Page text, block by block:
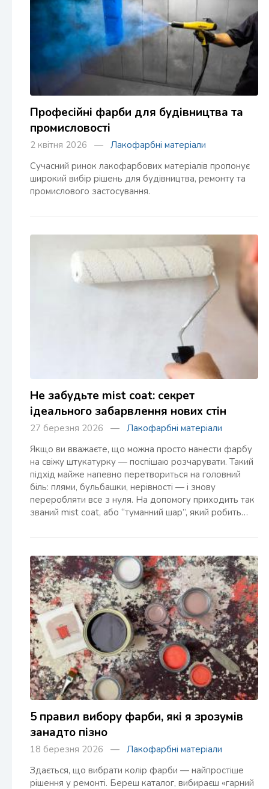
Професійні фарби для будівництва та
промисловості
2 квітня 2026 — Лакофарбні матеріали
Сучасний ринок лакофарбових матеріалів пропонує
широкий вибір рішень для будівництва, ремонту та
промислового застосування.
Не забудьте mist coat: секрет
ідеального забарвлення нових стін
27 березня 2026 — Лакофарбні матеріали
Якщо ви вважаєте, що можна просто нанести фарбу
на свіжу штукатурку — поспішаю розчарувати. Такий
підхід майже напевно перетвориться на головний
біль: плями, бульбашки, нерівності — і знову
переробляти все з нуля. На допомогу приходить так
званий mist coat, або “туманний шар”, який робить…
5 правил вибору фарби, які я зрозумів
занадто пізно
18 березня 2026 — Лакофарбні матеріали
Здається, що вибрати колір фарби — найпростіше
рішення у ремонті. Береш каталог, вибираєш «гарний